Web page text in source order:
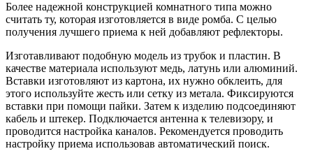
Более надежной конструкцией комнатного типа можно
считать ту, которая изготовляется в виде ромба. С целью
получения лучшего приема к ней добавляют рефлекторы.
Изготавливают подобную модель из трубок и пластин. В
качестве материала используют медь, латунь или алюминий.
Вставки изготовляют из картона, их нужно обклеить, для
этого используйте жесть или сетку из метала. Фиксируются
вставки при помощи пайки. Затем к изделию подсоединяют
кабель и штекер. Подключается антенна к телевизору, и
проводится настройка каналов. Рекомендуется проводить
настройку приема использовав автоматический поиск.